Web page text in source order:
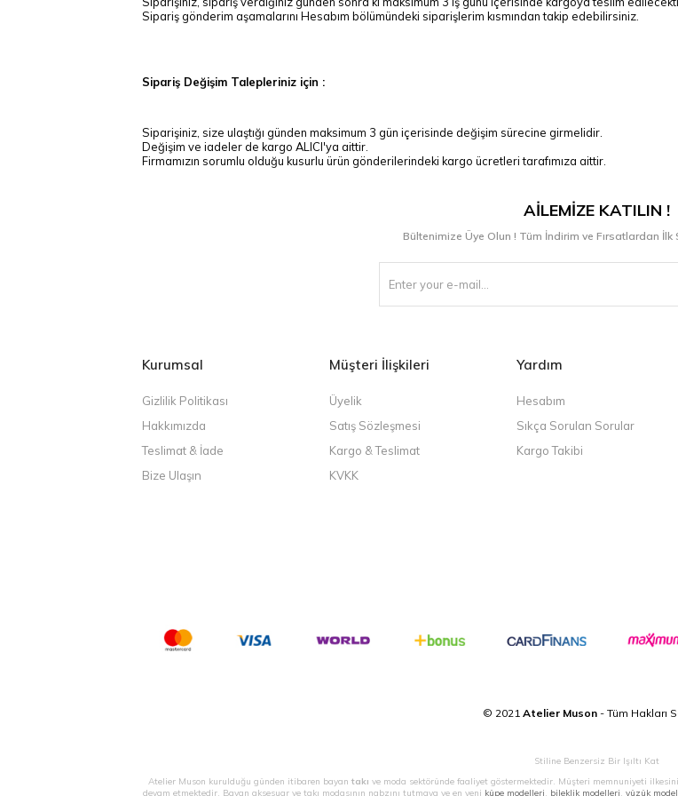
Sipariş gönderim aşamalarını Hesabım bölümündeki siparişlerim kısmından takip edebilirsiniz.
Sipariş Değişim Talepleriniz için :
Siparişiniz, size ulaştığı günden maksimum 3 gün içerisinde değişim sürecine girmelidir.
Değişim ve iadeler de kargo ALICI'ya aittir.
Firmamızın sorumlu olduğu kusurlu ürün gönderilerindeki kargo ücretleri tarafımıza aittir.
AİLEMİZE KATILIN !
Bültenimize Üye Olun ! Tüm İndirim ve Fırsatlardan
Kurumsal
Gizlilik Politikası
Hakkımızda
Teslimat & İade
Bize Ulaşın
Müşteri İlişkileri
Üyelik
Satış Sözleşmesi
Kargo & Teslimat
KVKK
Yardım
Hesabım
Sıkça Sorulan Sorular
Kargo Takibi
© 2021 Atelier Muson- Tüm Hakları
Stiline Benzersiz Bir Işıltı Kat
Atelier Muson kurulduğu günden itibaren bayan takı ve moda sektöründe faaliyet göstermektedir. Müşteri memnuniyeti
devam etmektedir. Bayan aksesuar ve takı modasının nabzını tutmaya ve en yeni küpe modelleri, bileklik modelleri, yüzük